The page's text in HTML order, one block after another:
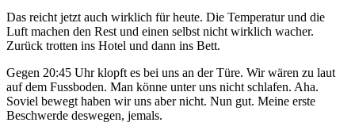
Das reicht jetzt auch wirklich für heute. Die Temperatur und die
Luft machen den Rest und einen selbst nicht wirklich wacher.
Zurück trotten ins Hotel und dann ins Bett.
Gegen 20:45 Uhr klopft es bei uns an der Türe. Wir wären zu laut
auf dem Fussboden. Man könne unter uns nicht schlafen. Aha.
Soviel bewegt haben wir uns aber nicht. Nun gut. Meine erste
Beschwerde deswegen, jemals.